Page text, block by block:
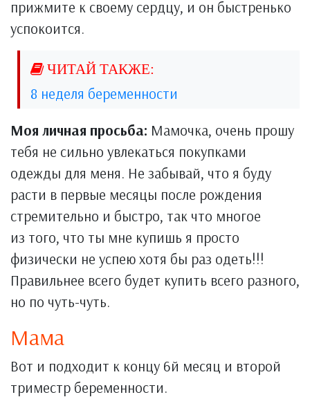
прижмите к своему сердцу, и он быстренько
успокоится.
8 неделя беременности
Моя личная просьба: Мамочка, очень прошу
тебя не сильно увлекаться покупками
одежды для меня. Не забывай, что я буду
расти в первые месяцы после рождения
стремительно и быстро, так что многое
из того, что ты мне купишь я просто
физически не успею хотя бы раз одеть!!!
Правильнее всего будет купить всего разного,
но по чуть-чуть.
Мама
Вот и подходит к концу 6й месяц и второй
триместр беременности.